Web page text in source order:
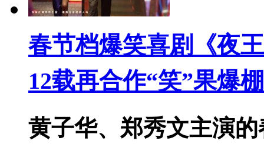
春节档爆笑喜剧《夜
12载再合作“笑”果爆棚
黄子华、郑秀文主演